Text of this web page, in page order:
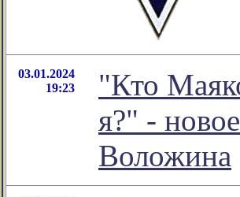
03.01.2024
19:23
"Кто
я?" -
Воложина